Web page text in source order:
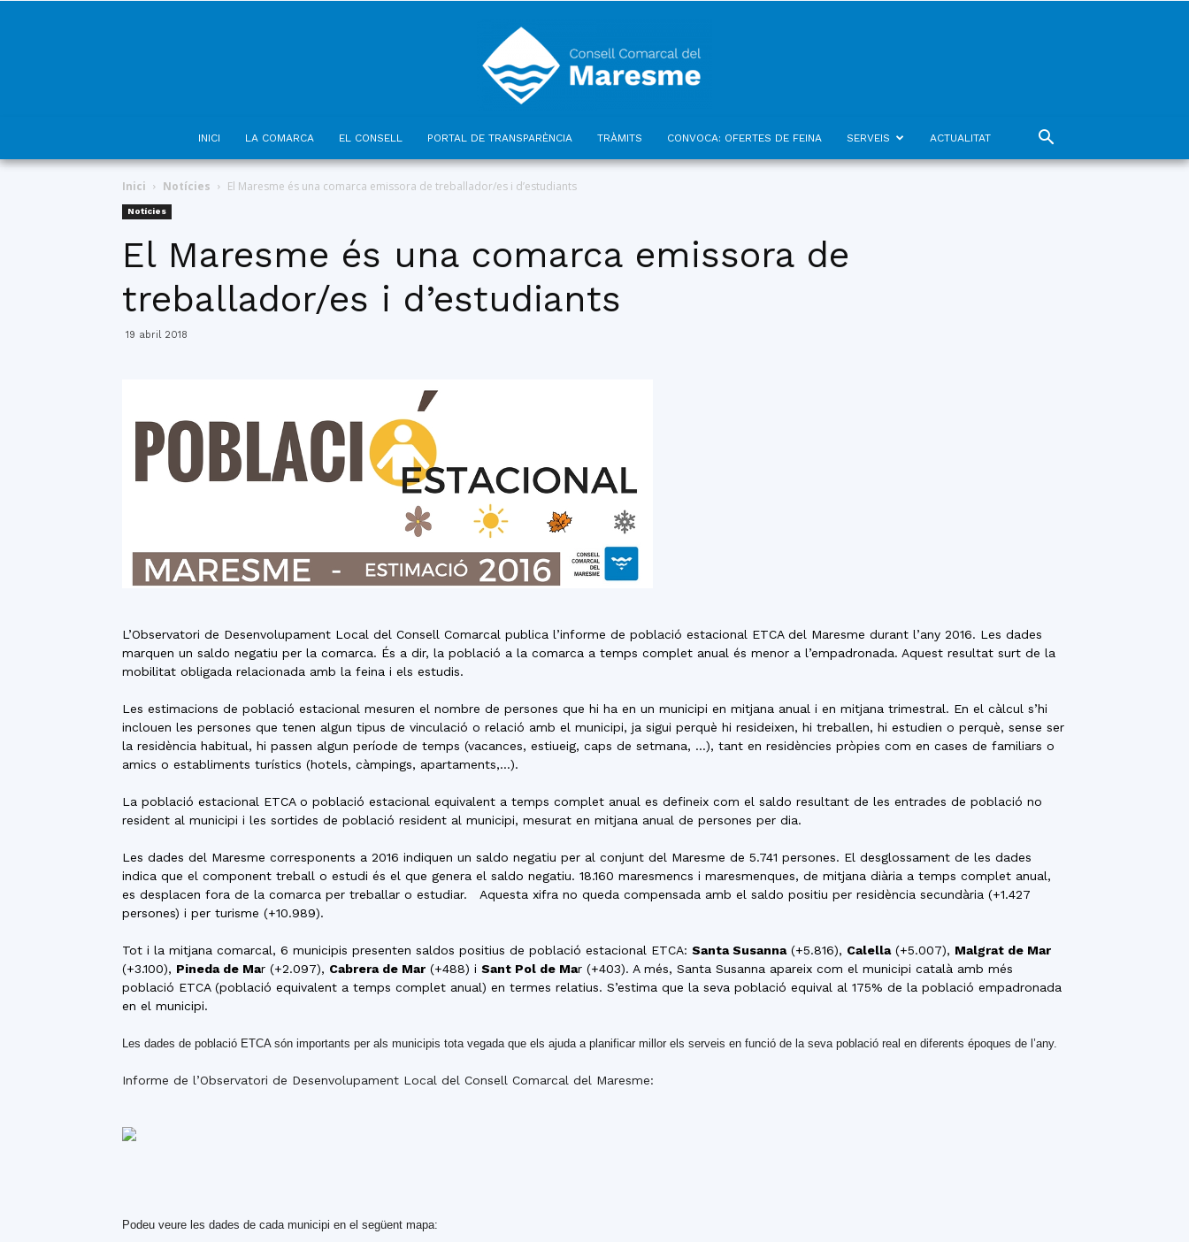
Comarcal
Maresme
INICI LA COMARCA EL CONSELL PORTAL DE TRANSPARÈNCIA TRÀMITS CONVOCA: OFERTES DE FEINA SERVEIS ACTUALITAT
Inici Notícies El Maresme és una comarca emissora de treballador/es i d’estudiants
Notícies
El Maresme és una comarca emissora de
treballador/es i d’estudiants
19 abril 2018
L’Observatori de Desenvolupament Local del Consell Comarcal publica l’informe de població estacional ETCA del Maresme durant l’any 2016. Les dades
marquen un saldo negatiu per la comarca. És a dir, la població a la comarca a temps complet anual és menor a l’empadronada. Aquest resultat surt de la
mobilitat obligada relacionada amb la feina i els estudis.
Les estimacions de població estacional mesuren el nombre de persones que hi ha en un municipi en mitjana anual i en mitjana trimestral. En el càlcul s’hi
inclouen les persones que tenen algun tipus de vinculació o relació amb el municipi, ja sigui perquè hi resideixen, hi treballen, hi estudien o perquè, sense ser
la residència habitual, hi passen algun període de temps (vacances, estiueig, caps de setmana, …), tant en residències pròpies com en cases de familiars o
amics o establiments turístics (hotels, càmpings, apartaments,…).
La població estacional ETCA o població estacional equivalent a temps complet anual es defineix com el saldo resultant de les entrades de població no
resident al municipi i les sortides de població resident al municipi, mesurat en mitjana anual de persones per dia.
Les dades del Maresme corresponents a 2016 indiquen un saldo negatiu per al conjunt del Maresme de 5.741 persones. El desglossament de les dades
indica que el component treball o estudi és el que genera el saldo negatiu. 18.160 maresmencs i maresmenques, de mitjana diària a temps complet anual,
es desplacen fora de la comarca per treballar o estudiar. Aquesta xifra no queda compensada amb el saldo positiu per residència secundària (+1.427
persones) i per turisme (+10.989).
Tot i la mitjana comarcal, 6 municipis presenten saldos positius de població estacional ETCA: Santa Susanna(+5.816), Calella(+5.007), Malgrat de Mar
(+3.100), Pineda de Mar (+2.097), Cabrera de Mar (+488) i Sant Pol de Mar (+403). A més, Santa Susanna apareix com el municipi català amb més
població ETCA (població equivalent a temps complet anual) en termes relatius. S’estima que la seva població equival al 175% de la població empadronada
en el municipi.
Les dades de població ETCA són importants per als municipis tota vegada que els ajuda a planificar millor els serveis en funció de la seva població real en diferents époques de l’any.
Informe de l’Observatori de Desenvolupament Local del Consell Comarcal del Maresme:
Podeu veure les dades de cada municipi en el següent mapa: